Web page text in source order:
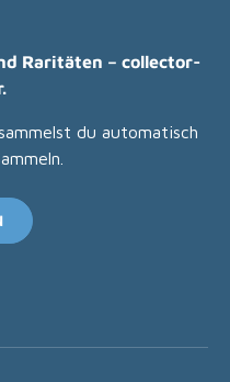
Raritäten – collector-
du automatisch